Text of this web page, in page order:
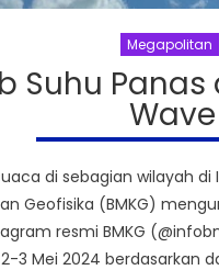
Megapolitan
Suhu
Wave
di sebagian wilayah
Geofisika (BMKG)
resmi BMKG
3 Mei 2024 berdasarkan